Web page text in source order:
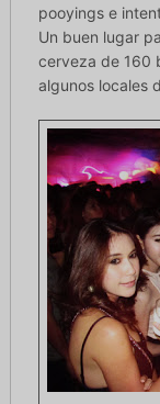
pooyings e
Un buen lugar
cerveza de 160
algunos locales